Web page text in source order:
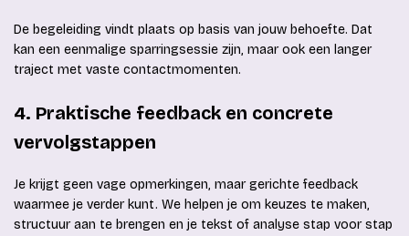
De begeleiding vindt plaats op basis van jouw behoefte. Dat
kan een eenmalige sparringsessie zijn, maar ook een langer
traject met vaste contactmomenten.
4. Praktische feedback en concrete
vervolgstappen
Je krijgt geen vage opmerkingen, maar gerichte feedback
waarmee je verder kunt. We helpen je om keuzes te maken,
structuur aan te brengen en je tekst of analyse stap voor stap